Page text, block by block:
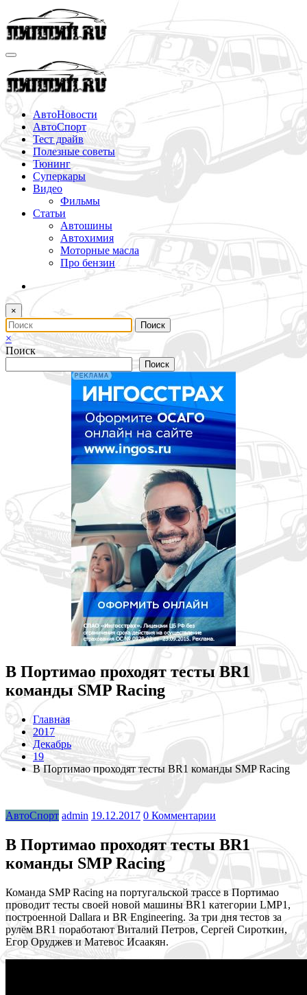
Перейти
к
содержимому
АвтоНовости
АвтоСпорт
Тест драйв
Полезные советы
Тюнинг
Суперкары
Видео
Фильмы
Статьи
Автошины
Автохимия
Моторные масла
Про бензин
×
×
Поиск
Поиск
В Портимао проходят тесты BR1
команды SMP Racing
Главная
2017
Декабрь
19
В Портимао проходят тесты BR1 команды SMP Racing
АвтоСпорт admin 19.12.2017 0 Комментарии
В Портимао проходят тесты BR1
команды SMP Racing
Команда SMP Racing на португальской трассе в Портимао
проводит тесты своей новой машины BR1 категории LMP1,
построенной Dallara и BR Engineering. За три дня тестов за
рулём BR1 поработают Виталий Петров, Сергей Сироткин,
Егор Оруджев и Матевос Исаакян.